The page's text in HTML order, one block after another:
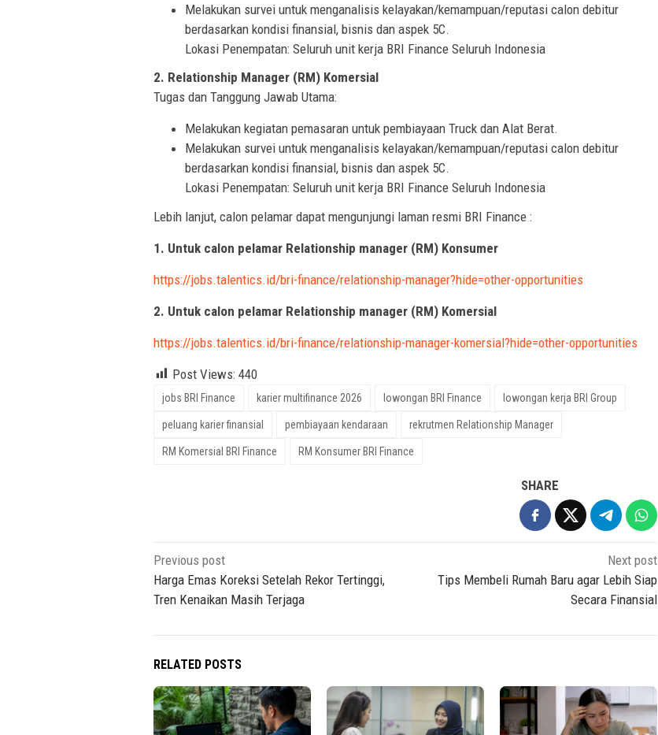
Melakukan survei untuk menganalisis kelayakan/kemampuan/reputasi calon debitur
berdasarkan kondisi finansial, bisnis dan aspek 5C.
Lokasi Penempatan: Seluruh unit kerja BRI Finance Seluruh Indonesia
2. Relationship Manager (RM) Komersial
Tugas dan Tanggung Jawab Utama:
Melakukan kegiatan pemasaran untuk pembiayaan Truck dan Alat Berat.
Melakukan survei untuk menganalisis kelayakan/kemampuan/reputasi calon debitur
berdasarkan kondisi finansial, bisnis dan aspek 5C.
Lokasi Penempatan: Seluruh unit kerja BRI Finance Seluruh Indonesia
Lebih lanjut, calon pelamar dapat mengunjungi laman resmi BRI Finance :
1. Untuk calon pelamar Relationship manager (RM) Konsumer
https://jobs.talentics.id/bri-finance/relationship-manager?hide=other-opportunities
2. Untuk calon pelamar Relationship manager (RM) Komersial
https://jobs.talentics.id/bri-finance/relationship-manager-komersial?hide=other-opportunities
Post Views: 440
jobs BRI Finance karier multifinance 2026 lowongan BRI Finance lowongan kerja BRI Group
peluang karier finansial pembiayaan kendaraan rekrutmen Relationship Manager
RM Komersial BRI Finance RM Konsumer BRI Finance
SHARE
Post
navigation
Previous post
Harga Emas Koreksi Setelah Rekor Tertinggi,
Tren Kenaikan Masih Terjaga
Next post
Tips Membeli Rumah Baru agar Lebih Siap
Secara Finansial
RELATED POSTS